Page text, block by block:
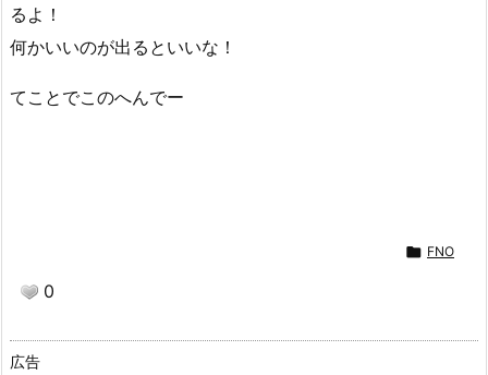
るよ！
何かいいのが出るといいな！
てことでこのへんでー
 FNO
0
広告